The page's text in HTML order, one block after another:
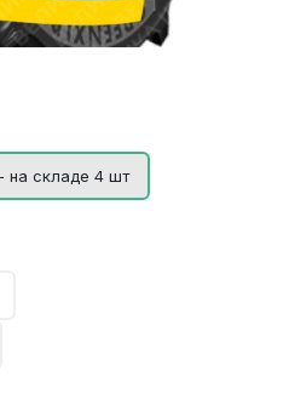
на складе 4 шт